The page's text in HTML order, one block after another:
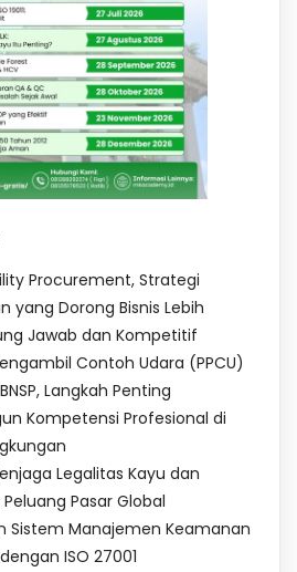
Procurement, Strategi
yang Dorong Bisnis Lebih
Jawab dan Kompetitif
Contoh Udara (PPCU)
Langkah Penting
Kompetensi Profesional di
Legalitas Kayu dan
Pasar Global
Sistem Manajemen Keamanan
ISO 27001